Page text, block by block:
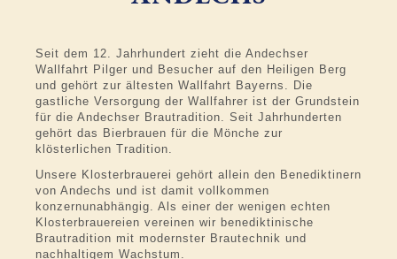
Seit dem 12. Jahrhundert zieht die Andechser
Wallfahrt Pilger und Besucher auf den Heiligen Berg
und gehört zur ältesten Wallfahrt Bayerns. Die
gastliche Versorgung der Wallfahrer ist der Grundstein
für die Andechser Brautradition. Seit Jahrhunderten
gehört das Bierbrauen für die Mönche zur
klösterlichen Tradition.
Unsere Klosterbrauerei gehört allein den Benediktinern
von Andechs und ist damit vollkommen
konzernunabhängig. Als einer der wenigen echten
Klosterbrauereien vereinen wir benediktinische
Brautradition mit modernster Brautechnik und
nachhaltigem Wachstum.